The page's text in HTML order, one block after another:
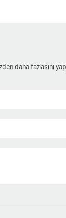
daha fazlasını